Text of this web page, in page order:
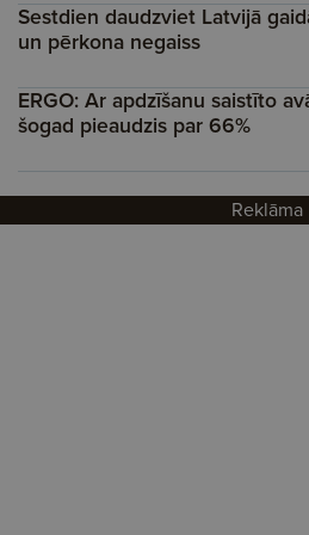
Sestdien daudzviet Latvijā
un pērkona negaiss
ERGO: Ar apdzīšanu saistīto
šogad pieaudzis par 66%
Reklāma